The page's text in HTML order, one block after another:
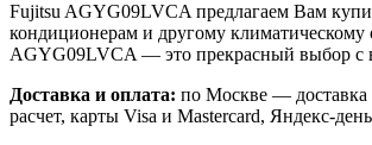
Fujitsu AGYG09LVCA предлагаем Вам
кондиционерам и другому
AGYG09LVCA — это прекрасный выбор с
Доставка и оплата: по Москве — доставка
расчет, карты Visa и Mastercard, Яндекс-